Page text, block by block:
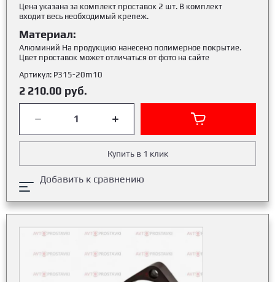
Цена указана за комплект проставок 2 шт. В комплект
входит весь необходимый крепеж.
Материал:
Алюминий На продукцию нанесено полимерное покрытие.
Цвет проставок может отличаться от фото на сайте
Артикул: Р315-20m10
2 210.00 руб.
Купить в 1 клик
Добавить к сравнению